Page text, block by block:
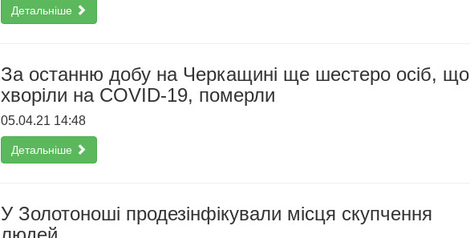
Детальніше
За останню добу на Черкащині ще шестеро осіб, що
хворіли на COVID-19, померли
05.04.21 14:48
Детальніше
У Золотоноші продезінфікували місця скупчення